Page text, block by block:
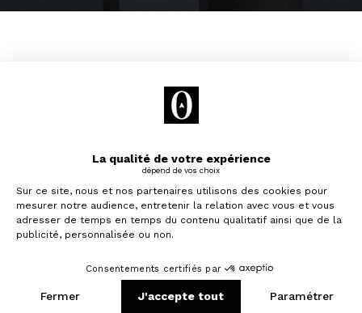
Vous aimerez aussi
Je souhaite investir